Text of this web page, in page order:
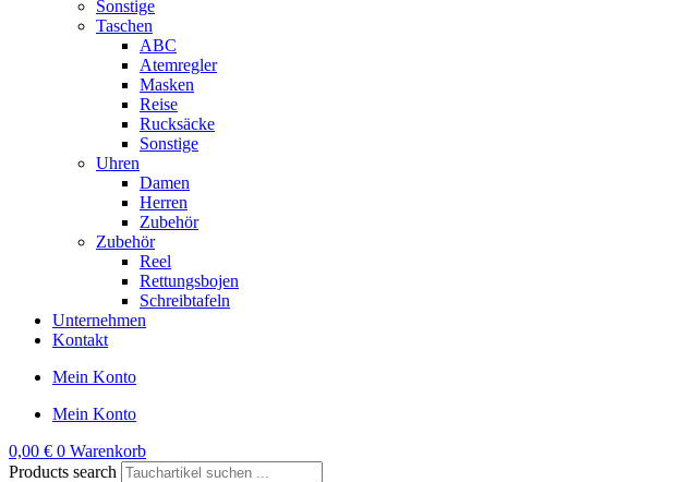
Sonstige
Taschen
ABC
Atemregler
Masken
Reise
Rucksäcke
Sonstige
Uhren
Damen
Herren
Zubehör
Zubehör
Reel
Rettungsbojen
Schreibtafeln
Unternehmen
Kontakt
Mein Konto
Mein Konto
0,00 € 0 Warenkorb
Products search